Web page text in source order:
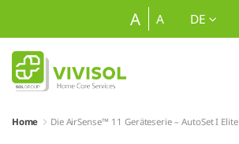
Zum Hauptinhalt springen
A A DE
Home Die AirSense™ 11 Geräteserie – AutoSet I Elite